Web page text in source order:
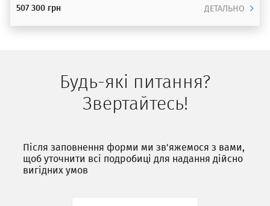
507 300 грн ДЕТАЛЬНО
Будь-які питання?
Звертайтесь!
Після заповнення форми ми зв'яжемося з вами,
щоб уточнити всі подробиці для надання дійсно
вигідних умов